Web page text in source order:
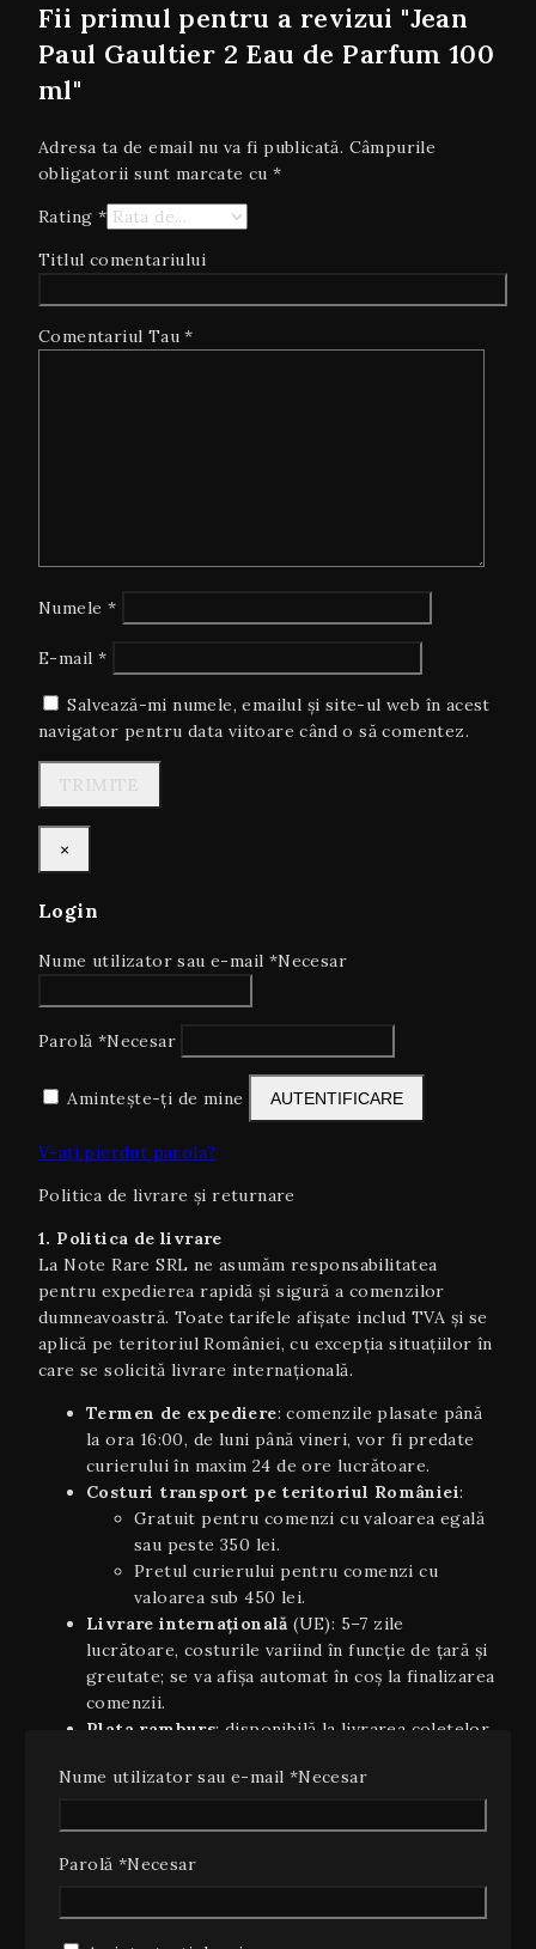
Fii primul pentru a revizui "Jean
Paul Gaultier 2 Eau de Parfum 100
ml"
Adresa ta de email nu va fi publicată. Câmpurile
obligatorii sunt marcate cu*
Rating *
Titlul comentariului
Comentariul Tau*
Numele *
E-mail *
Salvează-mi numele, emailul și site-ul web în acest
navigator pentru data viitoare când o să comentez.
×
Login
Nume utilizator sau e-mail *Necesar
Parolă *Necesar
Amintește-ți de mine AUTENTIFICARE
V-ați pierdut parola?
Politica de livrare și returnare
1. Politica de livrare
La Note Rare SRL ne asumăm responsabilitatea
pentru expedierea rapidă și sigură a comenzilor
dumneavoastră. Toate tarifele afișate includ TVA și se
aplică pe teritoriul României, cu excepția situaţiilor în
care se solicită livrare internaţională.
Termen de expediere: comenzile plasate până
la ora 16:00, de luni până vineri, vor fi predate
curierului în maxim 24 de ore lucrătoare.
Costuri transport pe teritoriul României:
Gratuit pentru comenzi cu valoarea egală
sau peste 350 lei.
Pretul curierului pentru comenzi cu
valoarea sub 450 lei.
Livrare internaţională (UE): 5–7 zile
lucrătoare, costurile variind în funcție de țară și
greutate; se va afișa automat în coș la finalizarea
comenzii.
Plata ramburs: disponibilă la livrarea coletelor
de 10 lei (inclusiv TVA).
orientativi şi pot varia în funcție de stoc,
disponibilitatea curierului sau condiții
Nume utilizator sau e-mail *Necesar
Parolă *Necesar